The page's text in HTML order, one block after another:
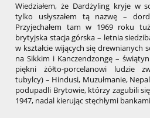
Wiedziałem, że Dardżyling kryje w
tylko usłyszałem tą nazwę –
Przyjechałem tam w 1969 roku
brytyjska stacja górska – letnia
w kształcie wijących się drewnianych
na Sikkim i Kanczendzongę –
piękni żółto-porcelanowi ludzie
tubylcy) – Hindusi, Muzułmanie,
podupadli Brytowie, którzy zagubili
1947, nadal kierując stęchłymi